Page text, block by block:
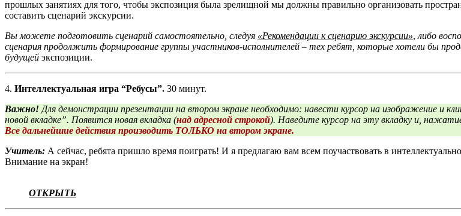
прошлых занятиях для того, чтобы экспозиция была зрелищной мы должны правильно организовать
составить сценарий экскурсии.
Вы можете подготовить сценарий самостоятельно, следуя «Рекомендации к сценарию экскурсии», либо
сценария продолжить формирование группы участников-исполнителей – тех ребят, которые хотели бы
будущей экспозиции.
4. Интеллектуальная игра “Ребусы”. 30 минут.
Важно! Для демонстрации презентации на втором экране необходимо: навести курсор на изображение и
новой вкладке”. Появится новая вкладка (над адресной строкой). Наведите курсор на эту вкладку и,
Все дальнейшие действия производить ТОЛЬКО на втором экране.
Учитель: А сейчас, ребята пришло время поиграть! И я предлагаю вам всем поучаствовать в
Внимание на экран!
ОТКРЫТЬ